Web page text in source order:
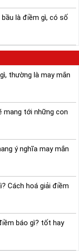
là điềm gì, có số
thường là may mắn
mang tới những con
ý nghĩa may mắn
Cách hoá giải điềm
báo gì? tốt hay